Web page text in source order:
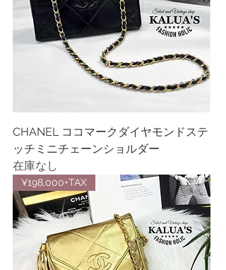
CHANEL ココマークダイヤモンドステ
ッチミニチェーンショルダー
在庫なし
¥198,000+TAX